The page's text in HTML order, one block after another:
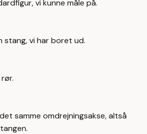
vi kunne måle på.
stang, vi har boret ud.
samme omdrejningsakse, altså